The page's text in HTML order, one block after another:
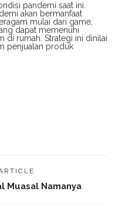
pandemi saat ini.
akan bermanfaat
mulai dari game,
dapat memenuhi
di rumah. Strategi ini dinilai
penjualan produk
Muasal Namanya